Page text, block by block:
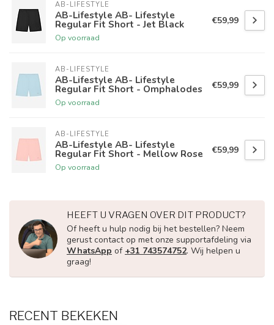
AB-LIFESTYLE
AB-Lifestyle AB- Lifestyle
Regular Fit Short - Jet Black
Op voorraad
€59,99
AB-LIFESTYLE
AB-Lifestyle AB- Lifestyle
Regular Fit Short - Omphalodes
Op voorraad
€59,99
AB-LIFESTYLE
AB-Lifestyle AB- Lifestyle
Regular Fit Short - Mellow Rose
Op voorraad
€59,99
HEEFT U VRAGEN OVER DIT PRODUCT?
Of heeft u hulp nodig bij het bestellen? Neem
gerust contact op met onze supportafdeling via
WhatsApp of +31 743574752. Wij helpen u
graag!
RECENT BEKEKEN